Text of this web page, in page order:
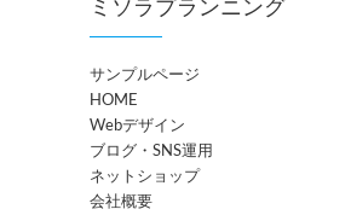
ミソラプランニング
サンプルページ
HOME
Webデザイン
ブログ・SNS運用
ネットショップ
会社概要